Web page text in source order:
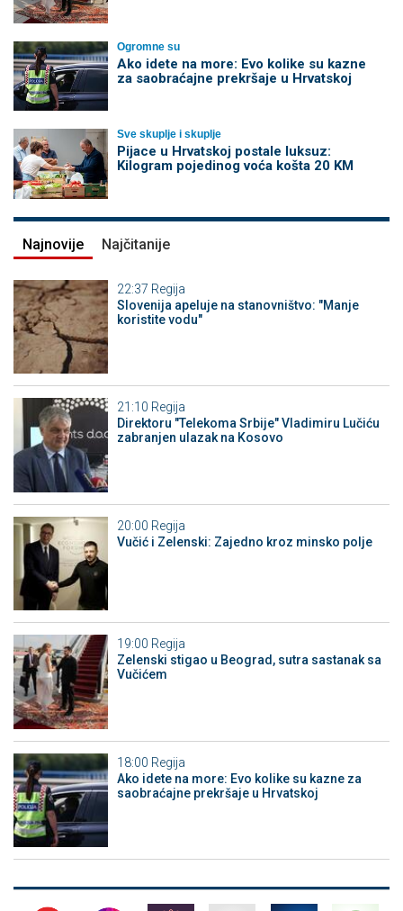
Ogromne su
Ako idete na more: Evo kolike su kazne
za saobraćajne prekršaje u Hrvatskoj
Sve skuplje i skuplje
Pijace u Hrvatskoj postale luksuz:
Kilogram pojedinog voća košta 20 KM
Najnovije Najčitanije
22:37 Regija
Slovenija apeluje na stanovništvo: "Manje
koristite vodu"
21:10 Regija
Direktoru "Telekoma Srbije" Vladimiru Lučiću
zabranjen ulazak na Kosovo
20:00 Regija
Vučić i Zelenski: Zajedno kroz minsko polje
19:00 Regija
Zelenski stigao u Beograd, sutra sastanak sa
Vučićem
18:00 Regija
Ako idete na more: Evo kolike su kazne za
saobraćajne prekršaje u Hrvatskoj